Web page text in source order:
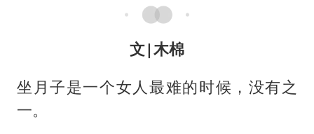
韩军前线部队连曝丑闻
《龙餐馆》 冲奖
构建更高水平的全民健身公共服务体系
文|木棉
坐月子是一个女人最难的时候，没有之
一。